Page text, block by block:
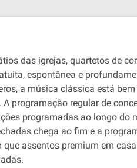
das igrejas, quartetos de
espontânea e
a música clássica está bem
programação regular de
programadas ao longo do
chega ao fim e a
assentos premium em